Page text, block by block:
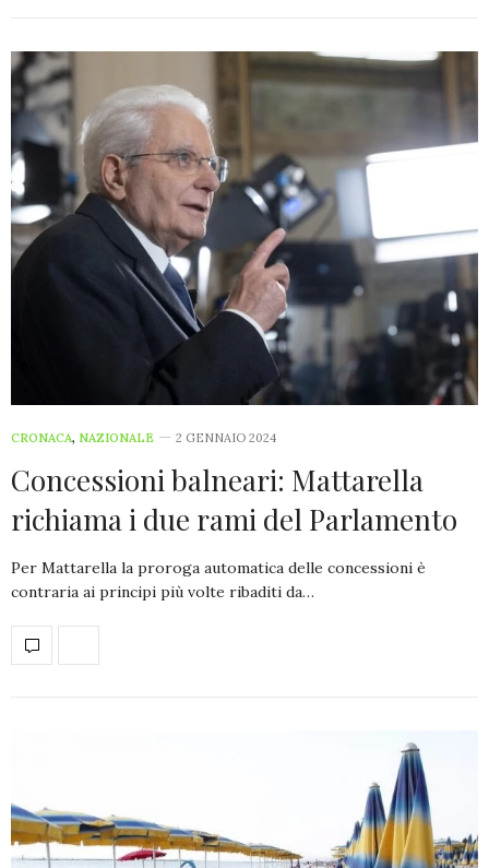
CRONACA, NAZIONALE 2 GENNAIO 2024
Concessioni balneari: Mattarella
richiama i due rami del Parlamento
Per Mattarella la proroga automatica delle concessioni è
contraria ai principi più volte ribaditi da…